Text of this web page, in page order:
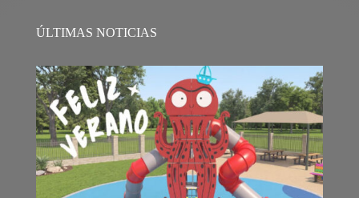
ÚLTIMAS NOTICIAS